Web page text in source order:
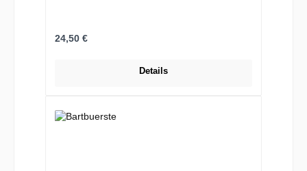
Regulärer Preis:
24,50 €
Details